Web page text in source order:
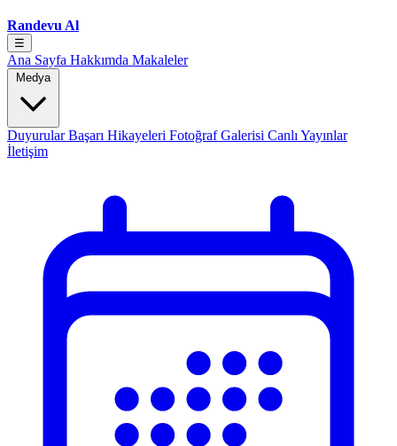
Randevu Al
☰
Ana Sayfa Hakkımda Makaleler
Medya
DuyurularBaşarı Hikayeleri Fotoğraf Galerisi Canlı Yayınlar
İletişim